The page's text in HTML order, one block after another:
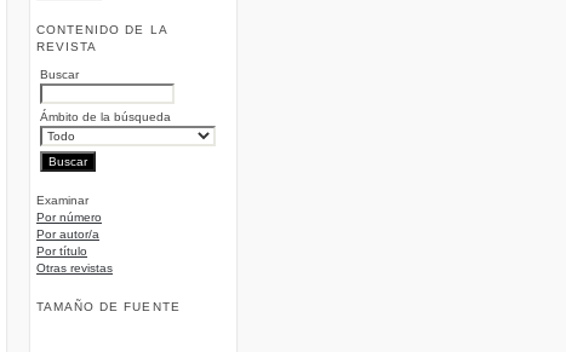
CONTENIDO DE LA
REVISTA
Buscar
Ámbito de la búsqueda
Examinar
Por número
Por autor/a
Por título
Otras revistas
TAMAÑO DE FUENTE